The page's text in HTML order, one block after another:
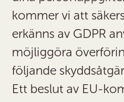
kommer vi att
erkänns av GDPR
möjliggöra
följande
Ett beslut av EU-